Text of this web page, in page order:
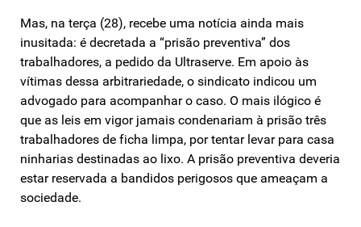
Mas, na terça (28), recebe uma notícia ainda mais
inusitada: é decretada a “prisão preventiva” dos
trabalhadores, a pedido da Ultraserve. Em apoio às
vítimas dessa arbitrariedade, o sindicato indicou um
advogado para acompanhar o caso. O mais ilógico é
que as leis em vigor jamais condenariam à prisão três
trabalhadores de ficha limpa, por tentar levar para casa
ninharias destinadas ao lixo. A prisão preventiva deveria
estar reservada a bandidos perigosos que ameaçam a
sociedade.